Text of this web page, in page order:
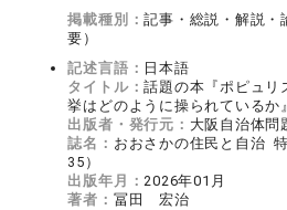
掲載種別：記事・総説・解説・
要）
記述言語： 日本語
タイトル：話題の本『ポピュリ
挙はどのように操られているか』
出版者・発行元： 大阪自治体問
誌名： おおさかの住民と自治
35）
出版年月：2026年01月
著者： 冨田 宏治